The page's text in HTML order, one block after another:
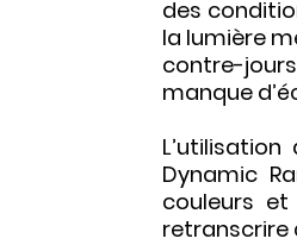
des
la lumière
contre-
manque
Dynamic
couleurs
retranscrire